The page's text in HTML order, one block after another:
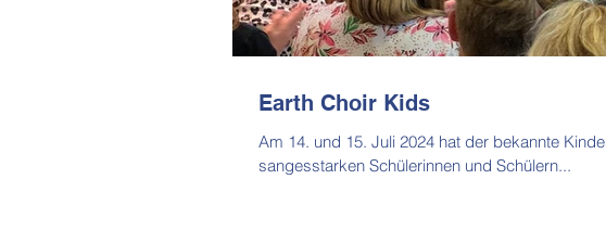
Earth Choir Kids
Am 14. und 15. Juli 2024 hat der bekannte
sangesstarken Schülerinnen und Schülern...